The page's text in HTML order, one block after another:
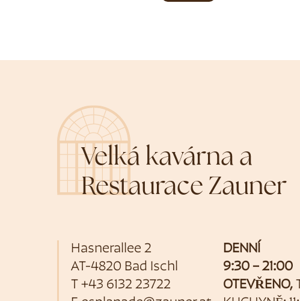
Velká kavárna a
Restaurace Zauner
Hasnerallee 2
AT-4820 Bad Ischl
T+43 6132 23722
DENNÍ
9:30 – 21:00
OTEVŘENO,